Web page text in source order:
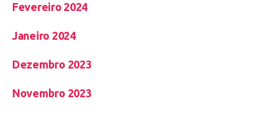
Fevereiro 2024
Janeiro 2024
Dezembro 2023
Novembro 2023